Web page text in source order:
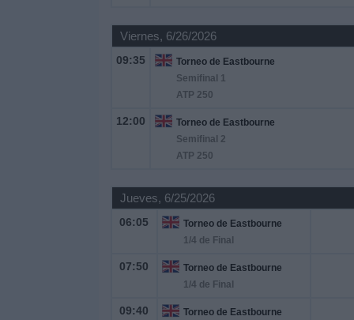
Viernes, 6/26/2026
09:35
Torneo de Eastbourne
Semifinal 1
ATP 250
12:00
Torneo de Eastbourne
Semifinal 2
ATP 250
Jueves, 6/25/2026
06:05
Torneo de Eastbourne
1/4 de Final
07:50
Torneo de Eastbourne
1/4 de Final
09:40
Torneo de Eastbourne